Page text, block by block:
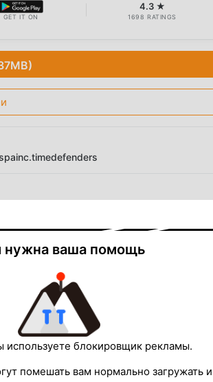
GET IT ON
4.3 ★
1698 RATINGS
нужна ваша помощь
используете блокировщик рекламы.
помешать вам нормально загружать